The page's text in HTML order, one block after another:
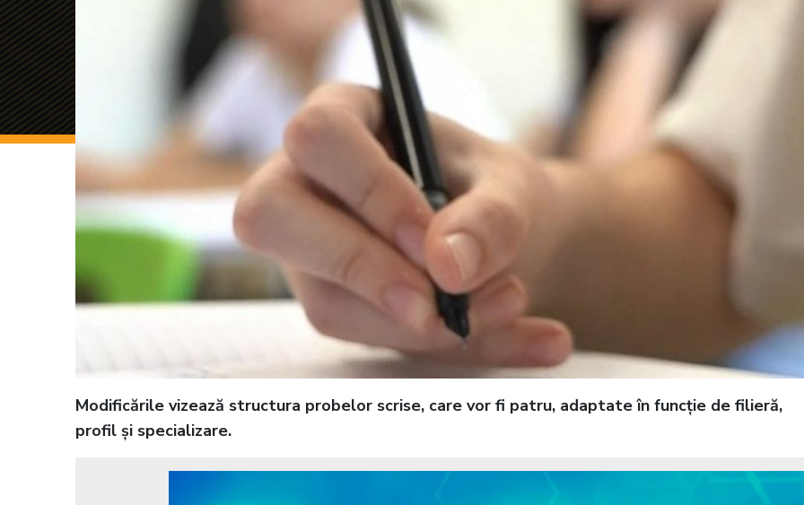
Modificările vizează structura probelor scrise, care vor fi patru, adaptate în funcție de filieră,
profil și specializare.